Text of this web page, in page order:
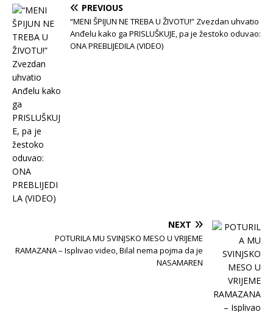
PREVIOUS
“MENI ŠPIJUN NE TREBA U ŽIVOTU!” Zvezdan uhvatio
Anđelu kako ga PRISLUŠKUJE, pa je žestoko oduvao:
ONA PREBLIJEDILA (VIDEO)
NEXT
POTURILA MU SVINJSKO MESO U VRIJEME
RAMAZANA – Isplivao video, Bilal nema pojma da je
NASAMAREN